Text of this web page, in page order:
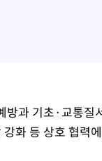
과 기초·교통
화 등 상호 협력